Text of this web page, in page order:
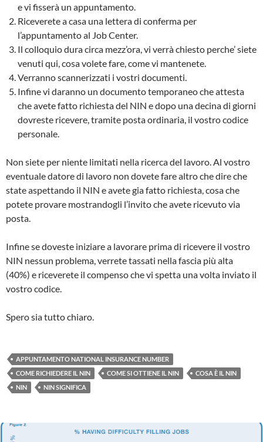
e vi fisserà un appuntamento.
Riceverete a casa una lettera di conferma per
l’appuntamento al Job Center.
Il colloquio dura circa mezz’ora, vi verrà chiesto perche’ siete
venuti qui, cosa volete fare, come vi mantenete.
Verranno scannerizzati i vostri documenti.
Infine vi daranno un documento temporaneo che attesta
che avete fatto richiesta del NIN e dopo una decina di giorni
dovreste ricevere, tramite posta ordinaria, il vostro codice
personale.
Non siete per niente limitati nella ricerca del lavoro. Al vostro
eventuale datore di lavoro non dovete fare altro che dire che
state aspettando il NIN e avete gia fatto richiesta, cosa che
potete provare mostrandogli l’invito che avete ricevuto via
posta.
Infine se doveste iniziare a lavorare prima di ricevere il vostro
NIN nessun problema, verrete tassati nella fascia più alta
(40%) e riceverete il compenso che vi spetta una volta inviato il
vostro codice.
Spero sia tutto chiaro.
APPUNTAMENTO NATIONAL INSURANCE NUMBER
COME RICHIEDERE IL NIN
COME SI OTTIENE IL NIN
COSA È IL NIN
NIN
NIN SIGNIFICA